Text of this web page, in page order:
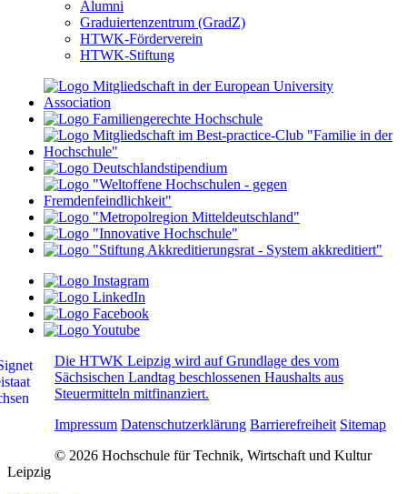
Alumni
Graduiertenzentrum (GradZ)
HTWK-Förderverein
HTWK-Stiftung
Die HTWK Leipzig wird auf Grundlage des vom
Sächsischen Landtag beschlossenen Haushalts aus
Steuermitteln mitfinanziert.
Impressum Datenschutzerklärung Barrierefreiheit Sitemap
© 2026 Hochschule für Technik, Wirtschaft und Kultur
Leipzig